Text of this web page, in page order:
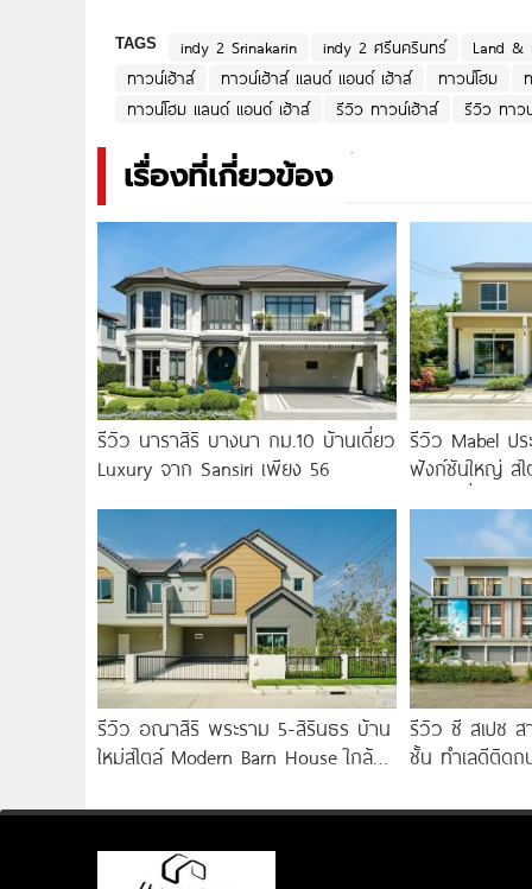
TAGS indy 2 Srinakarin indy 2 ศรีนครินทร์
Land &
ทาวน์เฮ้าส์
ทาวน์เฮ้าส์ แลนด์ แอนด์ เฮ้าส์ ทาวน์โฮม
ทาวน์โฮม แลนด์ แอนด์ เฮ้าส์
รีวิว ทาวน์เฮ้าส์ รีวิว ทาว
เรื่องที่เกี่ยวข้อง
รีวิว นาราสิริ บางนา กม.10 บ้านเดี่ยว
Luxury จาก Sansiri เพียง 56
รีวิว Mabel ป
ฟังก์ชันใหญ่ สไ
รีวิว อณาสิริ พระราม 5-สิรินธร บ้าน
ใหม่สไตล์ Modern Barn House ใกล้
รีวิว ซี สเปซ
ชั้น ทำเลดีติดถ